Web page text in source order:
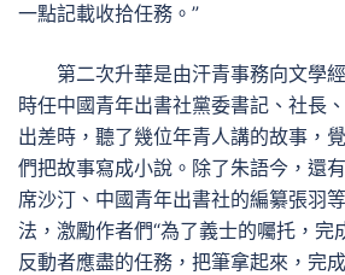
一點記載收拾任務。”
第二次升華是由汗青事務向文學
時任中國青年出書社黨委書記、社長
出差時，聽了幾位年青人講的故事，
們把故事寫成小說。除了朱語今，還
席沙汀、中國青年出書社的編纂張羽
法，激勵作者們“為了義士的囑托，完
反動者應盡的任務，把筆拿起來，完